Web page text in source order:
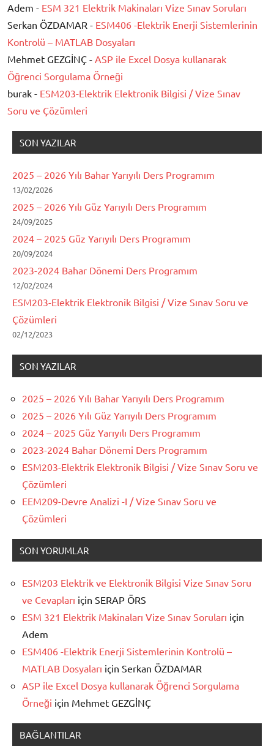
Adem - ESM 321 Elektrik Makinaları Vize Sınav Soruları
Serkan ÖZDAMAR - ESM406 -Elektrik Enerji Sistemlerinin
Kontrolü – MATLAB Dosyaları
Mehmet GEZGİNÇ - ASP ile Excel Dosya kullanarak
Öğrenci Sorgulama Örneği
burak - ESM203-Elektrik Elektronik Bilgisi / Vize Sınav
Soru ve Çözümleri
SON YAZILAR
2025 – 2026 Yılı Bahar Yarıyılı Ders Programım
13/02/2026
2025 – 2026 Yılı Güz Yarıyılı Ders Programım
24/09/2025
2024 – 2025 Güz Yarıyılı Ders Programım
20/09/2024
2023-2024 Bahar Dönemi Ders Programım
12/02/2024
ESM203-Elektrik Elektronik Bilgisi / Vize Sınav Soru ve
Çözümleri
02/12/2023
SON YAZILAR
2025 – 2026 Yılı Bahar Yarıyılı Ders Programım
2025 – 2026 Yılı Güz Yarıyılı Ders Programım
2024 – 2025 Güz Yarıyılı Ders Programım
2023-2024 Bahar Dönemi Ders Programım
ESM203-Elektrik Elektronik Bilgisi / Vize Sınav Soru ve
Çözümleri
EEM209-Devre Analizi -I / Vize Sınav Soru ve
Çözümleri
SON YORUMLAR
ESM203 Elektrik ve Elektronik Bilgisi Vize Sınav Soru
ve Cevapları için SERAP ÖRS
ESM 321 Elektrik Makinaları Vize Sınav Soruları için
Adem
ESM406 -Elektrik Enerji Sistemlerinin Kontrolü –
MATLAB Dosyaları için Serkan ÖZDAMAR
ASP ile Excel Dosya kullanarak Öğrenci Sorgulama
Örneği için Mehmet GEZGİNÇ
BAĞLANTILAR